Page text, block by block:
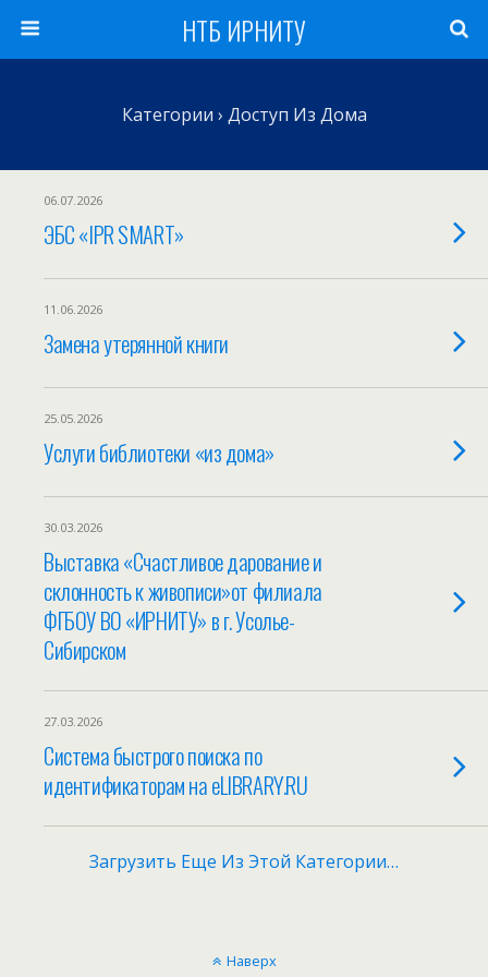
НТБ ИРНИТУ
Категории › Доступ Из Дома
06.07.2026
ЭБС «IPR SMART»
11.06.2026
Замена утерянной книги
25.05.2026
Услуги библиотеки «из дома»
30.03.2026
Выставка «Счастливое дарование и
склонность к живописи»от филиала
ФГБОУ ВО «ИРНИТУ» в г. Усолье-
Сибирском
27.03.2026
Система быстрого поиска по
идентификаторам на eLIBRARY.RU
Загрузить Еще Из Этой Категории…
Наверх